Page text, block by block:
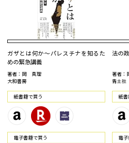
ガザとは何か～パレスチナを知るた
めの緊急講義
著者：岡 真理
大和書房
紙書籍で買う
電⼦書籍で買う
法の
著者：
青土社
紙書
電